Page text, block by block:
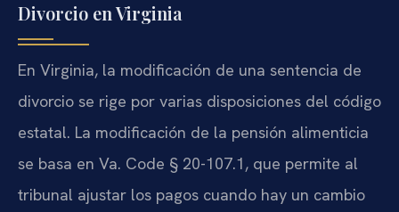
Divorcio en Virginia
En Virginia, la modificación de una sentencia de
divorcio se rige por varias disposiciones del código
estatal. La modificación de la pensión alimenticia
se basa en Va. Code § 20-107.1, que permite al
tribunal ajustar los pagos cuando hay un cambio